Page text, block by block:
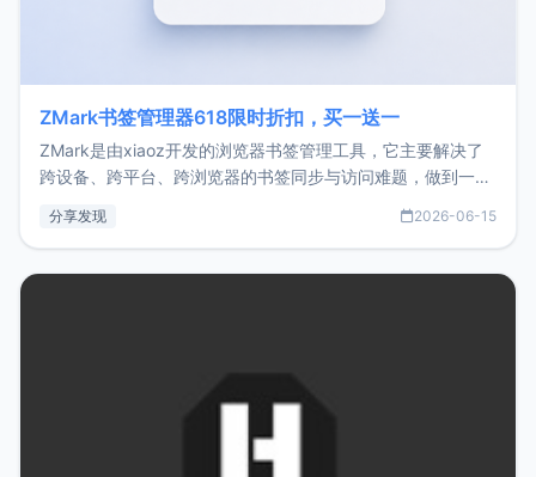
ZMark书签管理器618限时折扣，买一送一
ZMark是由xiaoz开发的浏览器书签管理工具，它主要解决了
跨设备、跨平台、跨浏览器的书签同步与访问难题，做到一处
用，让管理更高效。ZMark官网地址：
分享发现 2026-06-15